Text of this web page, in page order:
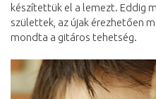
készítettük el a lemezt. Eddig
születtek, az újak érezhetően
mondta a gitáros tehetség.